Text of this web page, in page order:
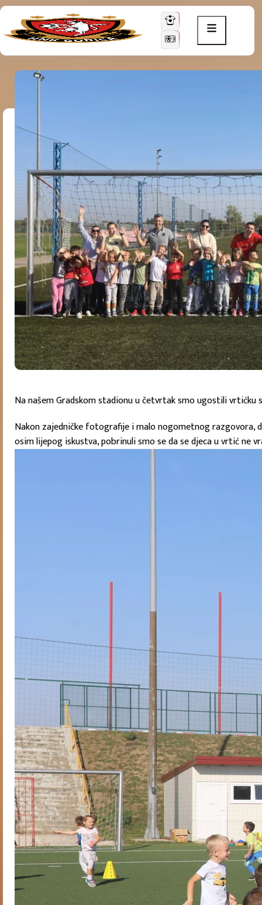
Na našem Gradskom stadionu u četvrtak smo ugostili vrtićku
Nakon zajedničke fotografije i malo nogometnog razgovora,
osim lijepog iskustva, pobrinuli smo se da se djeca u vrtić ne